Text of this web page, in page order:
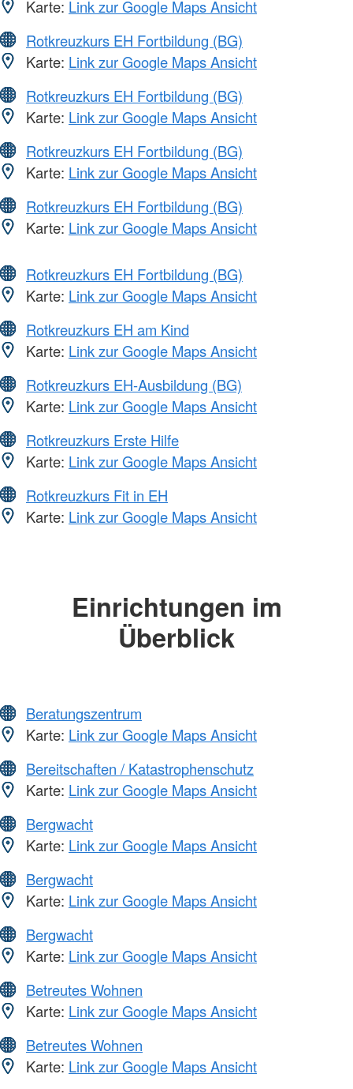
Karte: Link zur Google Maps Ansicht
Rotkreuzkurs EH Fortbildung (BG)
Karte: Link zur Google Maps Ansicht
Rotkreuzkurs EH Fortbildung (BG)
Karte: Link zur Google Maps Ansicht
Rotkreuzkurs EH Fortbildung (BG)
Karte: Link zur Google Maps Ansicht
Rotkreuzkurs EH Fortbildung (BG)
Karte: Link zur Google Maps Ansicht
Rotkreuzkurs EH Fortbildung (BG)
Karte: Link zur Google Maps Ansicht
Rotkreuzkurs EH am Kind
Karte: Link zur Google Maps Ansicht
Rotkreuzkurs EH-Ausbildung (BG)
Karte: Link zur Google Maps Ansicht
Rotkreuzkurs Erste Hilfe
Karte: Link zur Google Maps Ansicht
Rotkreuzkurs Fit in EH
Karte: Link zur Google Maps Ansicht
Einrichtungen im
Überblick
Beratungszentrum
Karte: Link zur Google Maps Ansicht
Bereitschaften / Katastrophenschutz
Karte: Link zur Google Maps Ansicht
Bergwacht
Karte: Link zur Google Maps Ansicht
Bergwacht
Karte: Link zur Google Maps Ansicht
Bergwacht
Karte: Link zur Google Maps Ansicht
Betreutes Wohnen
Karte: Link zur Google Maps Ansicht
Betreutes Wohnen
Karte: Link zur Google Maps Ansicht